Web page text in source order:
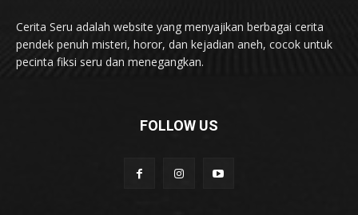
Cerita Seru adalah website yang menyajikan berbagai cerita
pendek penuh misteri, horor, dan kejadian aneh, cocok untuk
pecinta fiksi seru dan menegangkan.
FOLLOW US